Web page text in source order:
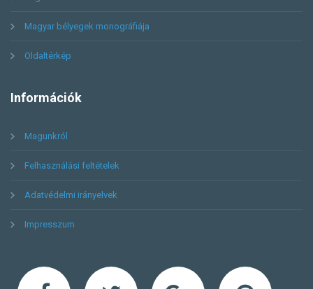
Magyar bélyegek monográfiája
Oldaltérkép
Információk
Magunkról
Felhasználási feltételek
Adatvédelmi irányelvek
Impresszum